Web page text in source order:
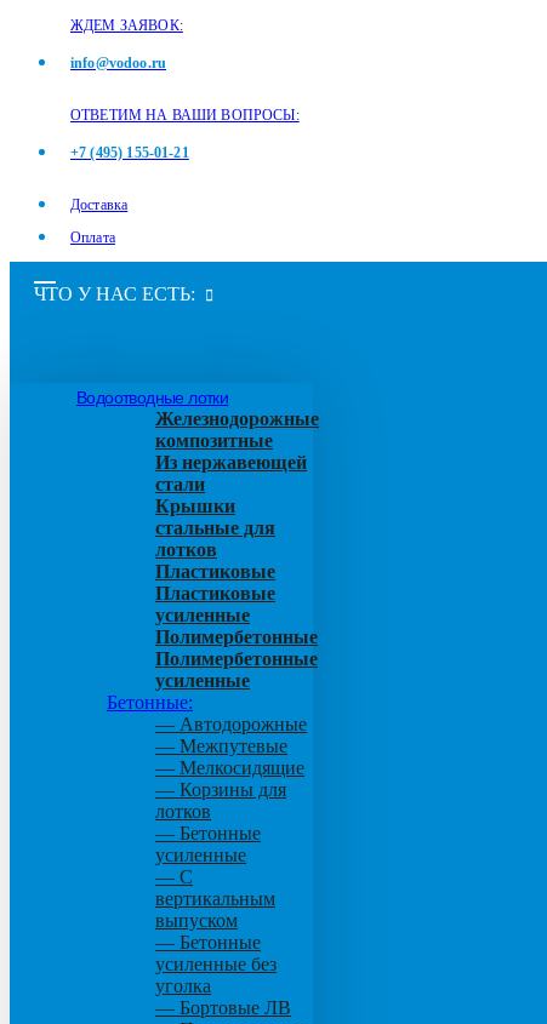
ЖДЕМ ЗАЯВОК:
info@vodoo.ru
ОТВЕТИМ НА ВАШИ ВОПРОСЫ:
+7 (495) 155-01-21
Доставка
Оплата
ЧТО У НАС ЕСТЬ:
Водоотводные лотки
Железнодорожные
композитные
Из нержавеющей
стали
Крышки
стальные для
лотков
Пластиковые
Пластиковые
усиленные
Полимербетонные
Полимербетонные
усиленные
Бетонные:
— Автодорожные
— Межпутевые
— Мелкосидящие
— Корзины для
лотков
— Бетонные
усиленные
— С
вертикальным
выпуском
— Бетонные
усиленные без
уголка
— Бортовые ЛВ